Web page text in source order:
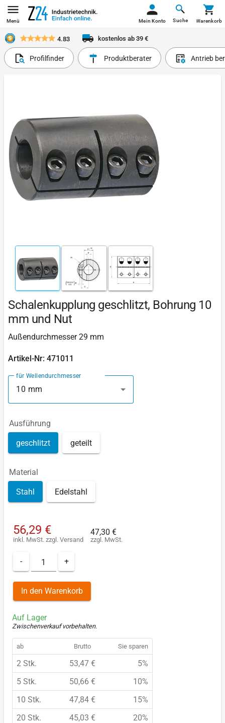
Menü Suche
Mein Konto Warenkorb
4.83 kostenlos ab 39 €
Profilfinder Produktberater Antrieb
Schalenkupplung geschlitzt, Bohrung 10
mm und Nut
Außendurchmesser 29 mm
Artikel-Nr: 471011
für Wellendurchmesser
10 mm
Ausführung
geschlitzt geteilt
Material
Stahl Edelstahl
56,29 €
inkl. MwSt. zzgl. Versand
47,30 €
zzgl. MwSt.
- +
In den Warenkorb
Auf Lager
Zwischenverkauf vorbehalten.
ab Brutto Sie sparen
2 Stk. 53,47 €
5%
5 Stk.
50,66 €
10%
10 Stk.
47,84 €
15%
20 Stk.
45,03 € 20%